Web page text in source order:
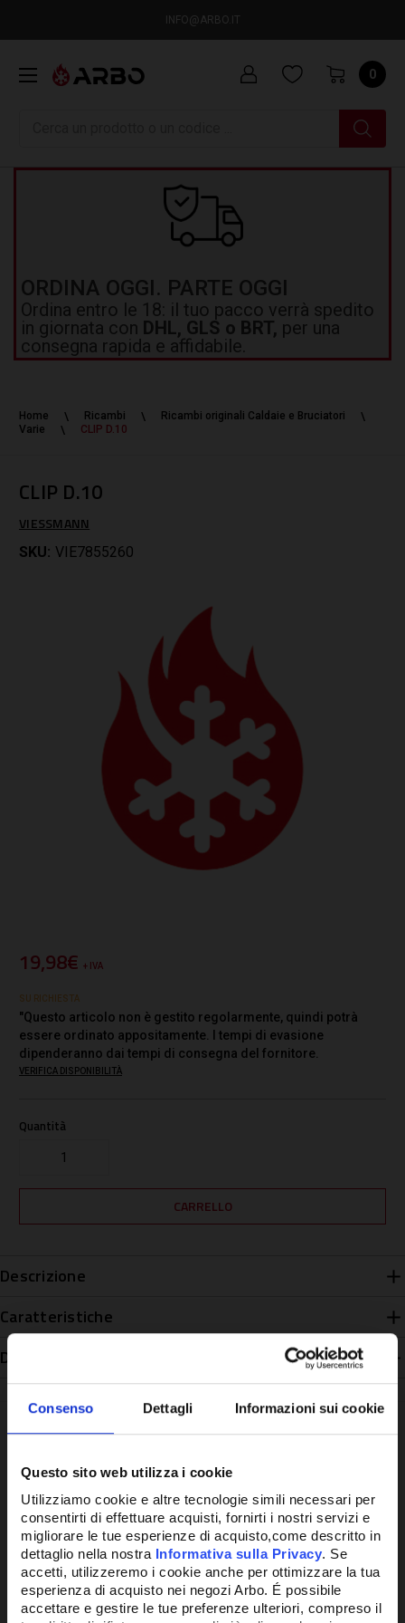
Consenso Dettagli Informazioni sui cookie
Questo sito web utilizza i cookie
Utilizziamo cookie e altre tecnologie simili necessari per
consentirti di effettuare acquisti, fornirti i nostri servizi e
migliorare le tue esperienze di acquisto,come descritto in
dettaglio nella nostra Informativa sulla Privacy. Se
accetti, utilizzeremo i cookie anche per ottimizzare la tua
esperienza di acquisto nei negozi Arbo. É possibile
accettare e gestire le tue preferenze ulteriori, compreso il
INFO@ARBO.IT
0
ORDINA OGGI. PARTE OGGI
Ordina entro le 18: il tuo pacco verrà spedito
in giornata con DHL, GLS o BRT, per una
consegna rapida e affidabile.
Home Ricambi
Ricambi originali Caldaie e Bruciatori
Varie
CLIP D.10
CLIP D.10
VIESSMANN
SKU: VIE7855260
19,98€ + IVA
SU RICHIESTA
"Questo articolo non è gestito regolarmente, quindi potrà
essere ordinato appositamente. I tempi di evasione
dipenderanno dai tempi di consegna del fornitore.
VERIFICA DISPONIBILITÀ
Quantità
Descrizione
Caratteristiche
Disponibilità
Potrebbe anche interessarti